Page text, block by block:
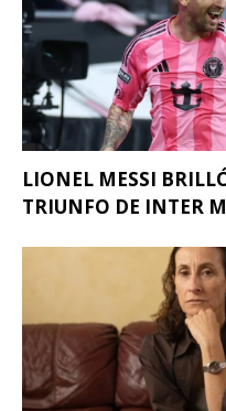
LIONEL MESSI
TRIUNFO DE INTER